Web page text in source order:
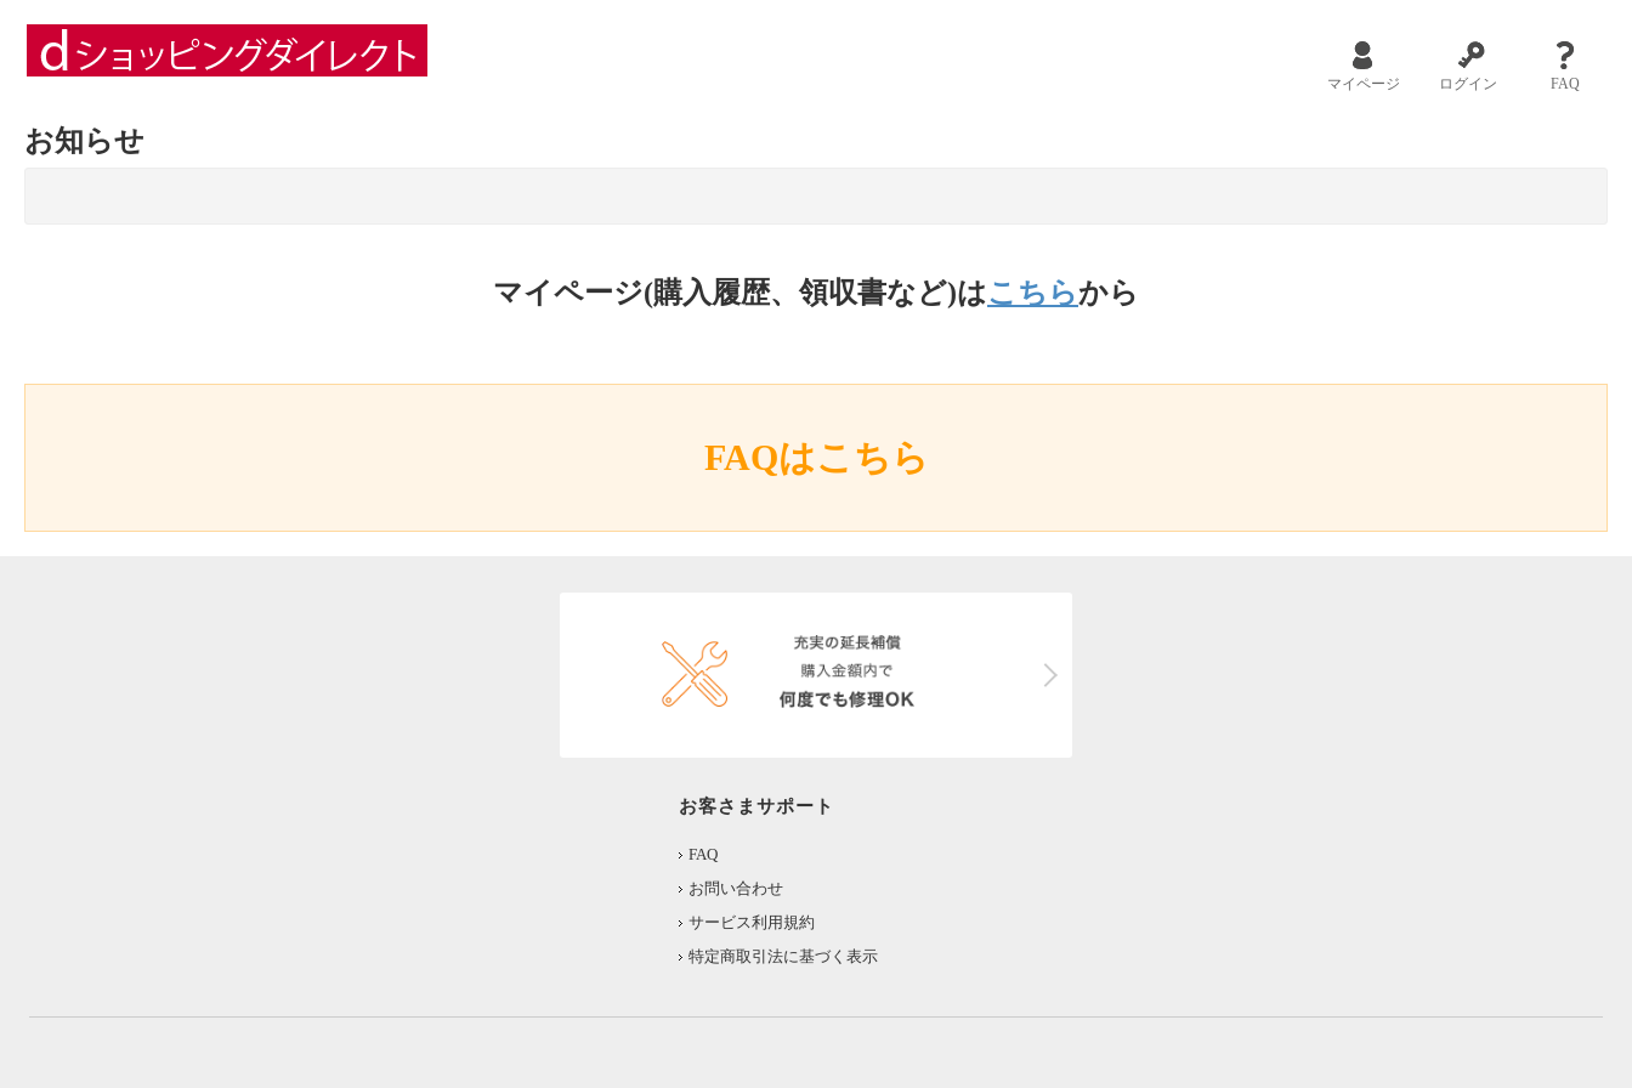
マイページ ログイン FAQ
お知らせ
マイページ(購入履歴、領収書など)はこちらから
FAQはこちら
お客さまサポート
FAQ
お問い合わせ
サービス利用規約
特定商取引法に基づく表示